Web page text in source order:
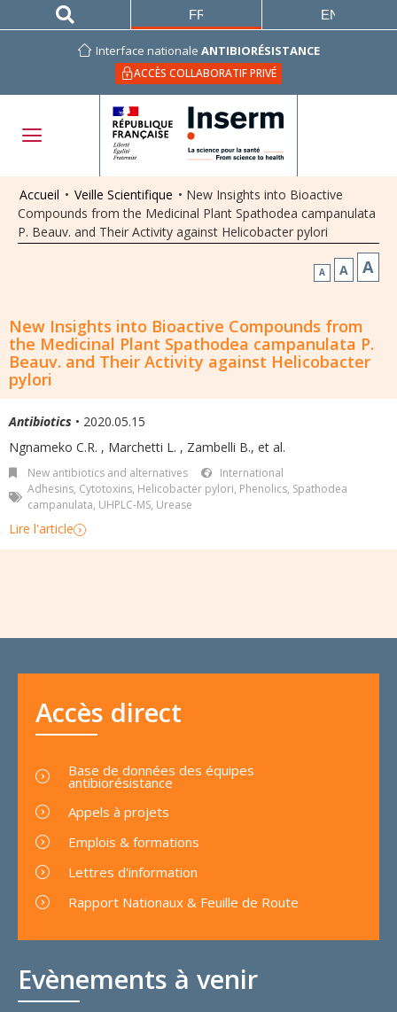
Interface nationale ANTIBIORÉSISTANCE
ACCÈS COLLABORATIF PRIVÉ
FRANÇAIS ENGLISH
Accueil • Veille Scientifique • New Insights into Bioactive
Compounds from the Medicinal Plant Spathodea campanulata
P. Beauv. and Their Activity against Helicobacter pylori
A A A
New Insights into Bioactive Compounds from
the Medicinal Plant Spathodea campanulata P.
Beauv. and Their Activity against Helicobacter
pylori
Antibiotics • 2020.05.15
Ngnameko C.R. , Marchetti L. , Zambelli B., et al.
New antibiotics and alternatives
International
Adhesins, Cytotoxins, Helicobacter pylori, Phenolics, Spathodea
campanulata, UHPLC-MS, Urease
Lire l'article
Evènements à venir
Accès direct
Base de données des équipes
antibiorésistance
Appels à projets
Emplois & formations
Lettres d'information
Rapport Nationaux & Feuille de Route